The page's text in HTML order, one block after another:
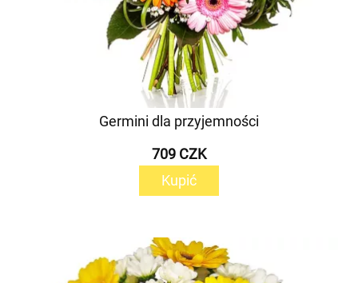
Germini dla przyjemności
709 CZK
Kupić